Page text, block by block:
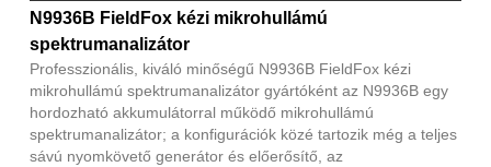
N9936B FieldFox kézi mikrohullámú
spektrumanalizátor
Professzionális, kiváló minőségű N9936B FieldFox kézi
mikrohullámú spektrumanalizátor gyártóként az N9936B egy
hordozható akkumulátorral működő mikrohullámú
spektrumanalizátor; a konfigurációk közé tartozik még a teljes
sávú nyomkövető generátor és előerősítő, az